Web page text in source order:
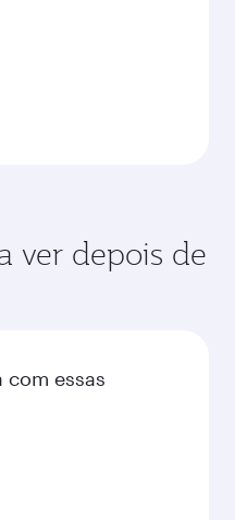
ver depois de
com essas